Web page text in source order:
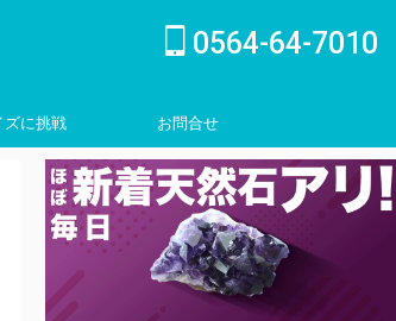
0564-64-7010
ズに挑戦 お問合せ
inquiry